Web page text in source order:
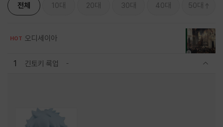
전체 10대 20대 30대 40대 50대
HOT 오디세이아
1 긴토키 룩업